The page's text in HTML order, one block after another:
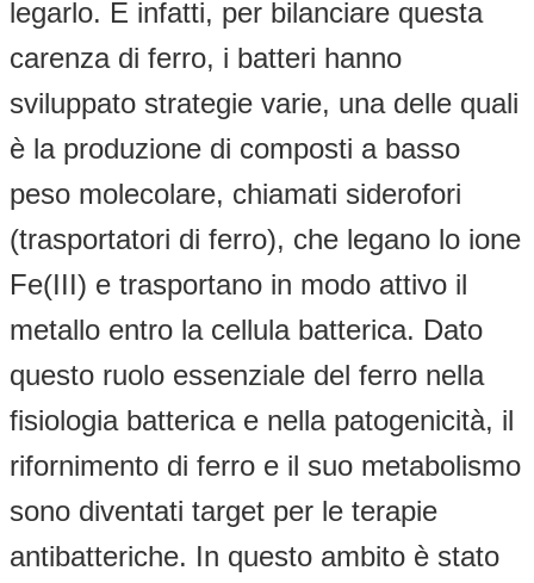
legarlo. E infatti, per bilanciare questa
carenza di ferro, i batteri hanno
sviluppato strategie varie, una delle quali
è la produzione di composti a basso
peso molecolare, chiamati siderofori
(trasportatori di ferro), che legano lo ione
Fe(III) e trasportano in modo attivo il
metallo entro la cellula batterica. Dato
questo ruolo essenziale del ferro nella
fisiologia batterica e nella patogenicità, il
rifornimento di ferro e il suo metabolismo
sono diventati target per le terapie
antibatteriche. In questo ambito è stato